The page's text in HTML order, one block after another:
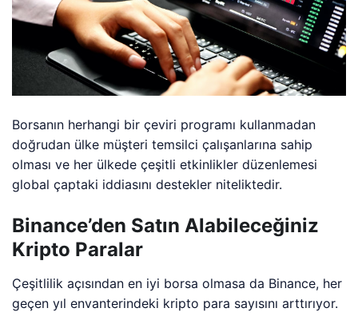
Borsanın herhangi bir çeviri programı kullanmadan
doğrudan ülke müşteri temsilci çalışanlarına sahip
olması ve her ülkede çeşitli etkinlikler düzenlemesi
global çaptaki iddiasını destekler niteliktedir.
Binance’den Satın Alabileceğiniz
Kripto Paralar
Çeşitlilik açısından en iyi borsa olmasa da Binance, her
geçen yıl envanterindeki kripto para sayısını arttırıyor.